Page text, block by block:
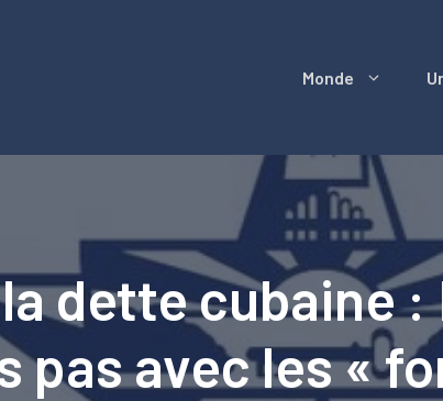
Monde
dette cubaine :
pas avec les «